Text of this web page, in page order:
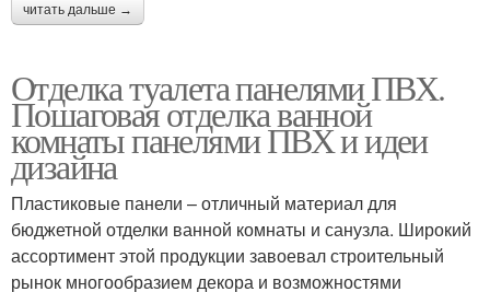
читать дальше →
Отделка туалета панелями ПВХ.
Пошаговая отделка ванной
комнаты панелями ПВХ и идеи
дизайна
Пластиковые панели – отличный материал для
бюджетной отделки ванной комнаты и санузла. Широкий
ассортимент этой продукции завоевал строительный
рынок многообразием декора и возможностями